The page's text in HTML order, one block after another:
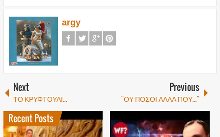
argy
Next
ΤΟ ΚΡΥΦΤΟΥΛΙ...
Previous
"ΟΥ ΠΟΣΟΙ ΑΛΛΑ ΠΟΥ..."
Recent Posts